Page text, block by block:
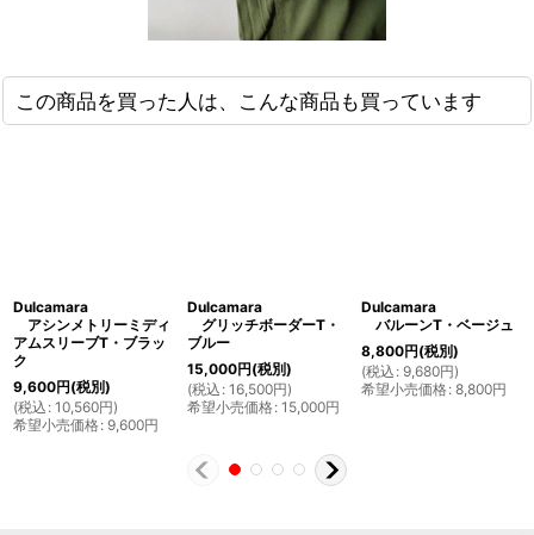
この商品を買った人は、こんな商品も買っています
Dulcamara
アシンメトリーミディ
アムスリーブT・ブラッ
ク
9,600円(税別)
(税込 : 10,560円)
希望小売価格: 9,600円
Dulcamara
グリッチボーダーT・
ブルー
15,000円(税別)
(税込 : 16,500円)
希望小売価格: 15,000円
Dulcamara
バルーンT・ベージュ
8,800円(税別)
(税込 : 9,680円)
希望小売価格: 8,800円